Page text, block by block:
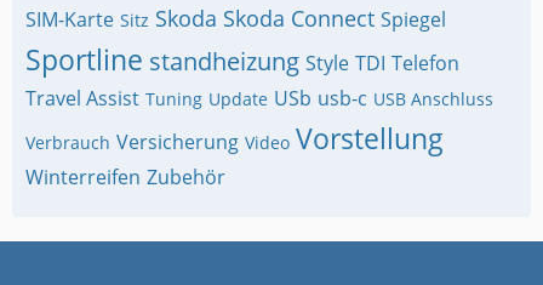
SIM-Karte Sitz Skoda Skoda Connect Spiegel
Sportline standheizung Style TDI Telefon
Travel Assist Tuning Update USb usb-c USB Anschluss
Verbrauch Versicherung Video Vorstellung
Winterreifen Zubehör